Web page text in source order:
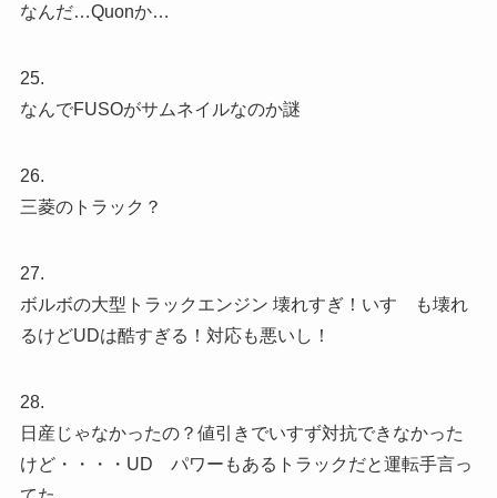
なんだ…Quonか…
25.
なんでFUSOがサムネイルなのか謎
26.
三菱のトラック？
27.
ボルボの大型トラックエンジン 壊れすぎ！いすゞも壊れ
るけどUDは酷すぎる！対応も悪いし！
28.
日産じゃなかったの？値引きでいすず対抗できなかった
けど・・・・UD パワーもあるトラックだと運転手言っ